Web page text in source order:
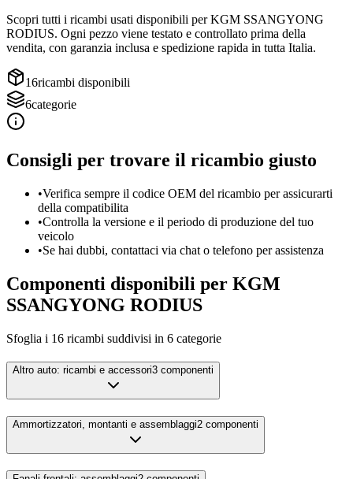
Scopri tutti i ricambi usati disponibili perKGM SSANGYONG
RODIUS. Ogni pezzo viene testato e controllato prima della
vendita, con garanzia inclusa e spedizione rapida in tutta Italia.
16ricambi disponibili
6categorie
Consigli per trovare il ricambio giusto
•Verifica sempre il codice OEM del ricambio per assicurarti
della compatibilita
•Controlla la versione e il periodo di produzione del tuo
veicolo
•Se hai dubbi, contattaci via chat o telefono per assistenza
Componenti disponibili per KGM
SSANGYONG RODIUS
Sfoglia i 16 ricambi suddivisi in 6 categorie
Altro auto: ricambi e accessori3 componenti
Ammortizzatori, montanti e assemblaggi2 componenti